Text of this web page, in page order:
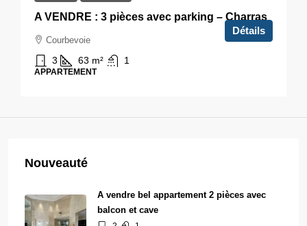
A VENDRE : 3 pièces avec parking – Charras
Courbevoie
3 63 m² 1
APPARTEMENT
Détails
Nouveauté
A vendre bel appartement 2 pièces avec
balcon et cave